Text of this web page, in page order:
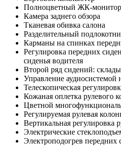
Полноцветный ЖК-монитор
Камера заднего обзора
Тканевая обивка салона
Разделительный
Карманы на спинках
Регулировка передних
сиденья водителя
Второй ряд сидений:
Управление аудиосистемой
Телескопическая
Кожаная оплетка рулевого
Цветной
Регулируемая рулевая
Вертикальная регулировка
Электрические
Электроподогрев передних